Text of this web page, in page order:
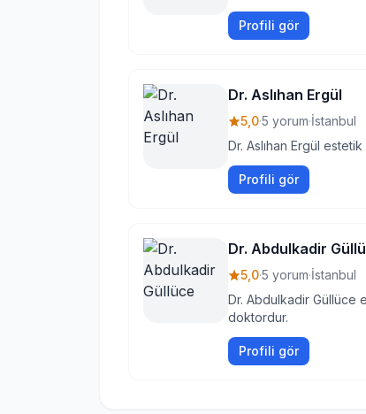
Profili gör
Dr. Aslıhan Ergül
5,0·5 yorum·İstanbul
Dr. Aslıhan Ergül
Profili gör
Dr. Abdulkadir
5,0·5 yorum·İstanbul
Dr. Abdulkadir Güllüce
doktordur.
Profili gör